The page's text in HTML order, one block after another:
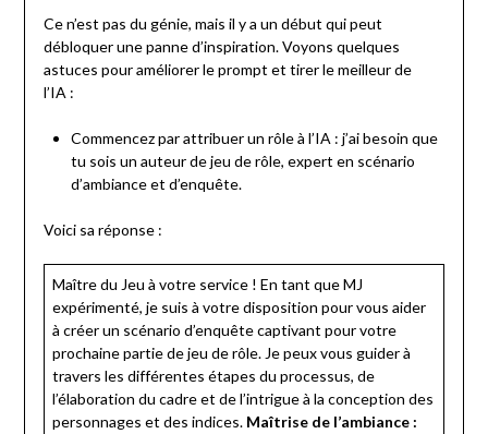
Ce n’est pas du génie, mais il y a un début qui peut
débloquer une panne d’inspiration. Voyons quelques
astuces pour améliorer le prompt et tirer le meilleur de
l’IA :
Commencez par attribuer un rôle à l’IA : j’ai besoin que
tu sois un auteur de jeu de rôle, expert en scénario
d’ambiance et d’enquête.
Voici sa réponse :
Maître du Jeu à votre service ! En tant que MJ
expérimenté, je suis à votre disposition pour vous aider
à créer un scénario d’enquête captivant pour votre
prochaine partie de jeu de rôle. Je peux vous guider à
travers les différentes étapes du processus, de
l’élaboration du cadre et de l’intrigue à la conception des
personnages et des indices. Maîtrise de l’ambiance :